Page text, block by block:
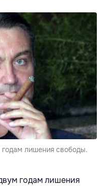
лишения свободы.
годам лишения